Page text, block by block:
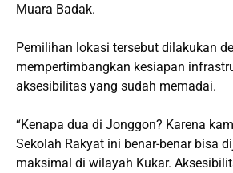
Muara Badak.
Pemilihan lokasi tersebut dilakukan
mempertimbangkan kesiapan
aksesibilitas yang sudah memadai.
“Kenapa dua di Jonggon? Karena
Sekolah Rakyat ini benar-benar bisa
maksimal di wilayah Kukar.